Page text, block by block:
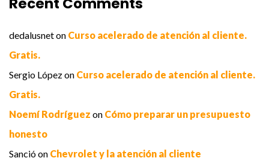
dedalusneton Curso acelerado de atención al cliente.
Gratis.
Sergio Lópezon Curso acelerado de atención al cliente.
Gratis.
Noemí Rodríguez on Cómo preparar un presupuesto
honesto
Sancióon Chevrolet y la atención al cliente